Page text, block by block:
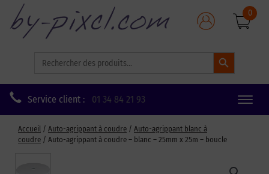
for:
Search Button
0
Service client : 01 34 84 21 93
Toggle
Accueil / Auto-agrippant à coudre / Auto-agrippant blanc à
coudre / Auto-agrippant à coudre – blanc – 25mm x 25m – boucle